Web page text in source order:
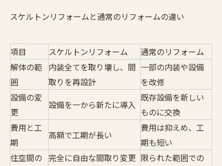
スケルトンリフォームと通常のリフォームの違い
項目 スケルトンリフォーム
通常のリフォーム
解体の範
囲
内装全てを取り壊し、間
取りを再設計
一部の内装や設備
を改修
設備の変
更
設備を一から新たに導入
既存設備を新しい
ものに交換
費用と工
期
高額で工期が長い
費用は抑えめ、工
期も短い
住空間の
完全に自由な間取り変更 限られた範囲での